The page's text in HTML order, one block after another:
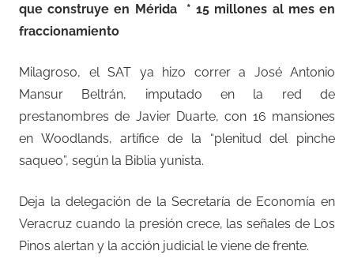
que construye en Mérida * 15 millones al mes en
fraccionamiento
Milagroso, el SAT ya hizo correr a José Antonio
Mansur Beltrán, imputado en la red de
prestanombres de Javier Duarte, con 16 mansiones
en Woodlands, artífice de la “plenitud del pinche
saqueo”, según la Biblia yunista.
Deja la delegación de la Secretaría de Economía en
Veracruz cuando la presión crece, las señales de Los
Pinos alertan y la acción judicial le viene de frente.